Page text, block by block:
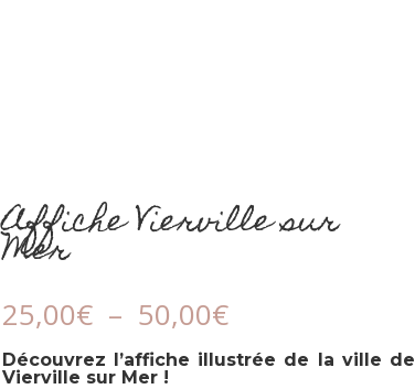
Affiche Vierville sur
Mer
25,00€ – 50,00€Plage
de
prix :
Découvrez l’affiche illustrée de la ville de
Vierville sur Mer !